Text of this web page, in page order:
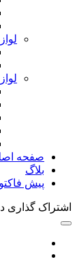
صفحه
بلاگ
پیش
اشتراک گذاری